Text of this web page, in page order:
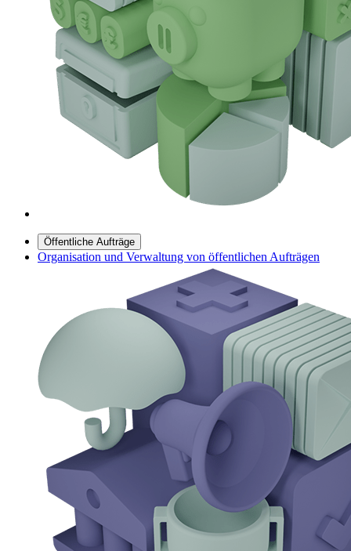
Öffentliche Aufträge
Organisation und Verwaltung von öffentlichen Aufträgen